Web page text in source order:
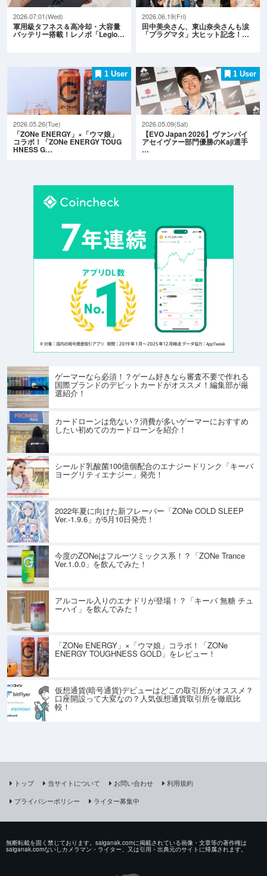
2026.07.01(Wed)
軍用級タフネス＆高冷却・大容量
バッテリー搭載！レノボ「Legio…
2026.06.19(Fri)
田中美央さん、東山奈央さんも涙
「プラグマタ」大ヒット記念！…
1 User
2026.05.26(Tue)
「ZONe ENERGY」×「ウマ娘」
コラボ！「ZONe ENERGY TOUG
HNESS G…
1 User
2026.05.09(Sat)
【EVO Japan 2026】ヴァンパイ
アセイヴァー部門優勝のKaji選手
…
ゲーマーなら必須！？ゲーム好きなら審査不要で作れる
国際ブランドのデビットカードがオススメ！編集部が厳
選紹介！
カードローンは危ない？消費が多いゲーマーにおすすめ
したい初めてのカードローンを紹介！
シールド乳酸菌100億個配合のエナジードリンク「キーバ
ヨーグリティエナジー」発売！
2022年夏に向けた新フレーバー「ZONe COLD SLEEP
Ver.-1.9.6」が5月10日発売！
今度のZONeはフルーツミックス系！？「ZONe Trance
Ver.1.0.0」を飲んでみた！
アルコール入りのエナドリが登場！？「キーバ 無糖 チュ
ーハイ」を飲んでみた！
「ZONe ENERGY」×「ウマ娘」コラボ！「ZONe
ENERGY TOUGHNESS GOLD」をレビュー！
仮想通貨(暗号通貨)デビューはどこの取引所がオススメ？
口座開設って大変なの？人気仮想通貨取引所を徹底比
較！
トップ 当サイトについて お問い合わせ
利用規約
プライバシーポリシー
ライター募集中
無断転載を固く禁じております。saiganak.comに掲載されている画像・文章等の著作権は
saiganak.comないしカメラマン・ライター、又は引用・出典元のサイトに帰属されます。